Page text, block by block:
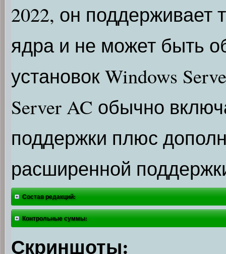
2022, он поддерживает
ядра и не может быть
установок Windows
Server AC обычно
поддержки плюс
расширенной
Состав редакций:
Контрольные суммы:
Скриншоты: